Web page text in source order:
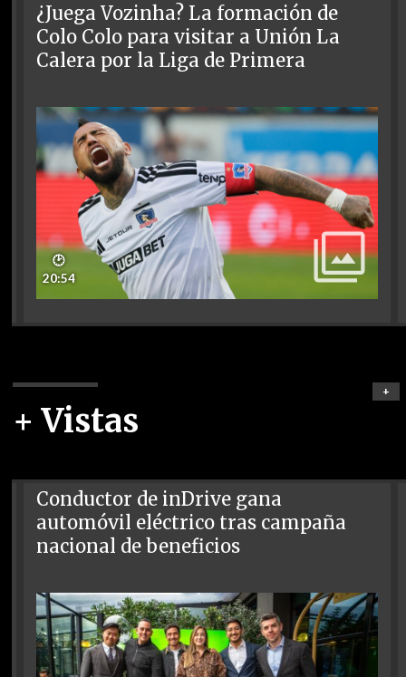
¿Juega Vozinha? La formación de
Colo Colo para visitar a Unión La
Calera por la Liga de Primera
🕑
20:54
+ Vistas
+
Conductor de inDrive gana
automóvil eléctrico tras campaña
nacional de beneficios